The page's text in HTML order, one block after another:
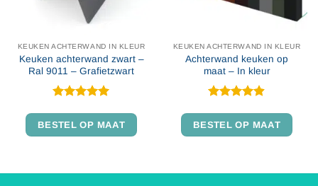
KEUKEN ACHTERWAND IN KLEUR
Keuken achterwand zwart –
Ral 9011 – Grafietzwart
5uit 5
BESTEL OP MAAT
KEUKEN ACHTERWAND IN KLEUR
Achterwand keuken op
maat – In kleur
4.86uit 5
BESTEL OP MAAT